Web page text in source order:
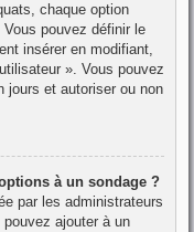
chaque option
pouvez définir le
insérer en modifiant,
». Vous pouvez
jours et autoriser ou non
à un sondage ?
par les administrateurs
ajouter à un